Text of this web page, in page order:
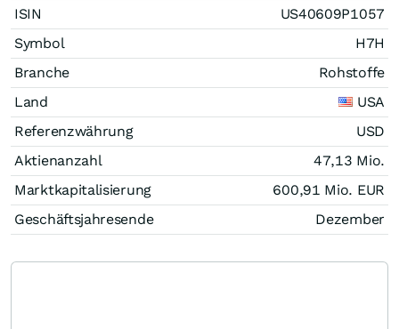
ISIN
US40609P1057
Symbol
H7H
Branche
Rohstoffe
Land
USA
Referenzwährung
USD
Aktienanzahl
47,13 Mio.
Marktkapitalisierung
600,91 Mio. EUR
Geschäftsjahresende
Dezember